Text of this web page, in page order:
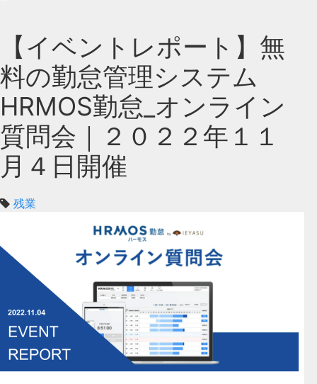
【イベントレポート】無
料の勤怠管理システム
HRMOS勤怠_オンライン
質問会｜２０２２年１１
月４日開催
残業